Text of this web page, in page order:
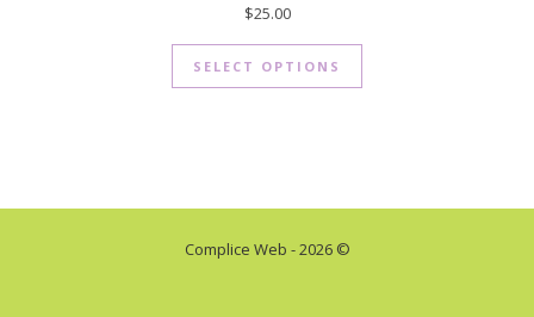
$25.00
SELECT OPTIONS
Complice Web - 2026 ©